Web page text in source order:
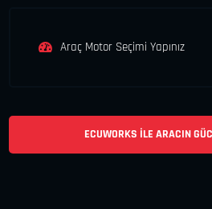
Araç Motor Seçimi Yapınız
ECUWORKS ILE